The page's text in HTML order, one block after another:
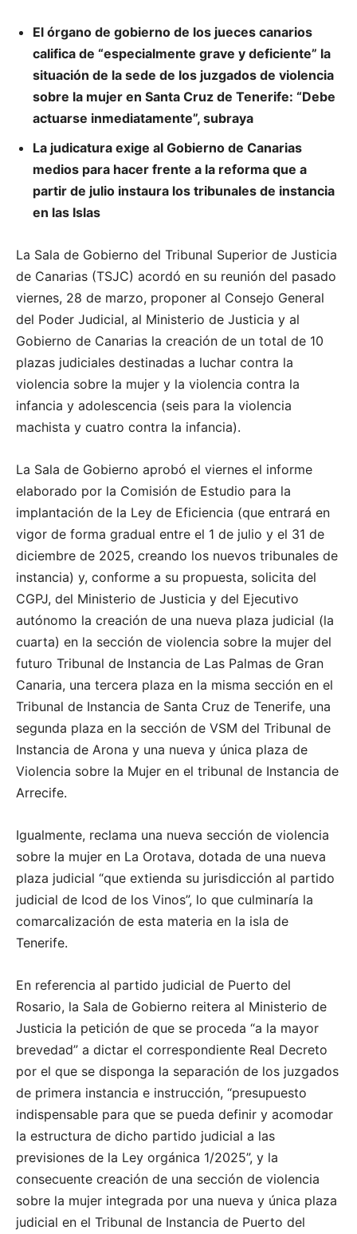
El órgano de gobierno de los jueces canarios
califica de “especialmente grave y deficiente” la
situación de la sede de los juzgados de violencia
sobre la mujer en Santa Cruz de Tenerife: “Debe
actuarse inmediatamente”, subraya
La judicatura exige al Gobierno de Canarias
medios para hacer frente a la reforma que a
partir de julio instaura los tribunales de instancia
en las Islas
La Sala de Gobierno del Tribunal Superior de Justicia
de Canarias (TSJC) acordó en su reunión del pasado
viernes, 28 de marzo, proponer al Consejo General
del Poder Judicial, al Ministerio de Justicia y al
Gobierno de Canarias la creación de un total de 10
plazas judiciales destinadas a luchar contra la
violencia sobre la mujer y la violencia contra la
infancia y adolescencia (seis para la violencia
machista y cuatro contra la infancia).
La Sala de Gobierno aprobó el viernes el informe
elaborado por la Comisión de Estudio para la
implantación de la Ley de Eficiencia (que entrará en
vigor de forma gradual entre el 1 de julio y el 31 de
diciembre de 2025, creando los nuevos tribunales de
instancia) y, conforme a su propuesta, solicita del
CGPJ, del Ministerio de Justicia y del Ejecutivo
autónomo la creación de una nueva plaza judicial (la
cuarta) en la sección de violencia sobre la mujer del
futuro Tribunal de Instancia de Las Palmas de Gran
Canaria, una tercera plaza en la misma sección en el
Tribunal de Instancia de Santa Cruz de Tenerife, una
segunda plaza en la sección de VSM del Tribunal de
Instancia de Arona y una nueva y única plaza de
Violencia sobre la Mujer en el tribunal de Instancia de
Arrecife.
Igualmente, reclama una nueva sección de violencia
sobre la mujer en La Orotava, dotada de una nueva
plaza judicial “que extienda su jurisdicción al partido
judicial de Icod de los Vinos”, lo que culminaría la
comarcalización de esta materia en la isla de
Tenerife.
En referencia al partido judicial de Puerto del
Rosario, la Sala de Gobierno reitera al Ministerio de
Justicia la petición de que se proceda “a la mayor
brevedad” a dictar el correspondiente Real Decreto
por el que se disponga la separación de los juzgados
de primera instancia e instrucción, “presupuesto
indispensable para que se pueda definir y acomodar
la estructura de dicho partido judicial a las
previsiones de la Ley orgánica 1/2025”, y la
consecuente creación de una sección de violencia
sobre la mujer integrada por una nueva y única plaza
judicial en el Tribunal de Instancia de Puerto del